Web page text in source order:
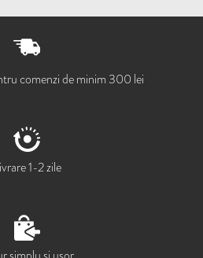
comenzi de minim 300 lei
1-2 zile